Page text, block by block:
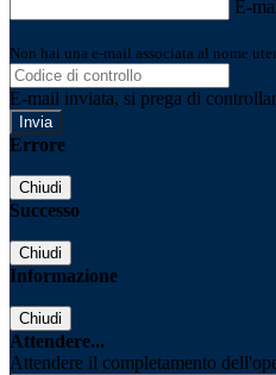
E-
Non hai una e-mail associata al nome
E-mail inviata, si prega di
Errore
Chiudi
Successo
Chiudi
Informazione
Chiudi
Attendere...
Attendere il completamento